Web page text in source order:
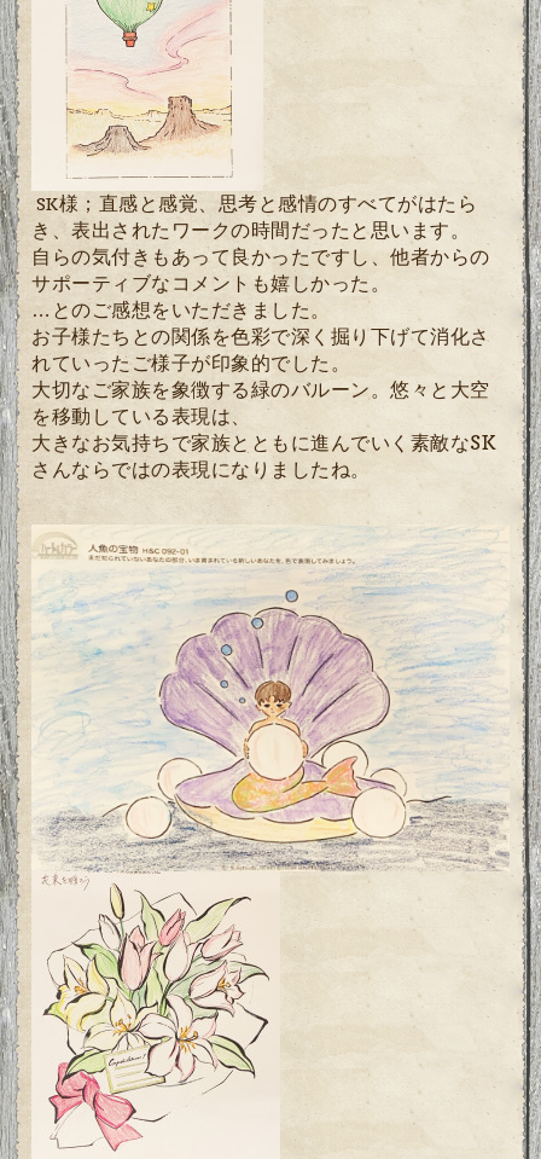
SK様；直感と感覚、思考と感情のすべてがはたら
き、表出されたワークの時間だったと思います。
自らの気付きもあって良かったですし、他者からの
サポーティブなコメントも嬉しかった。
…とのご感想をいただきました。
お子様たちとの関係を色彩で深く掘り下げて消化さ
れていったご様子が印象的でした。
大切なご家族を象徴する緑のバルーン。悠々と大空
を移動している表現は、
大きなお気持ちで家族とともに進んでいく素敵なSK
さんならではの表現になりましたね。